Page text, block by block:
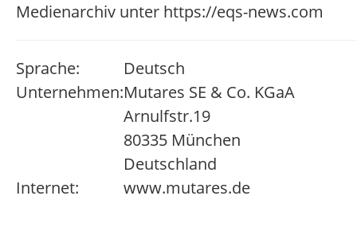
Medienarchiv unter https://eqs-news.com
Sprache:
Deutsch
Unternehmen:Mutares SE & Co. KGaA
Arnulfstr.19
80335 München
Deutschland
Internet:
www.mutares.de